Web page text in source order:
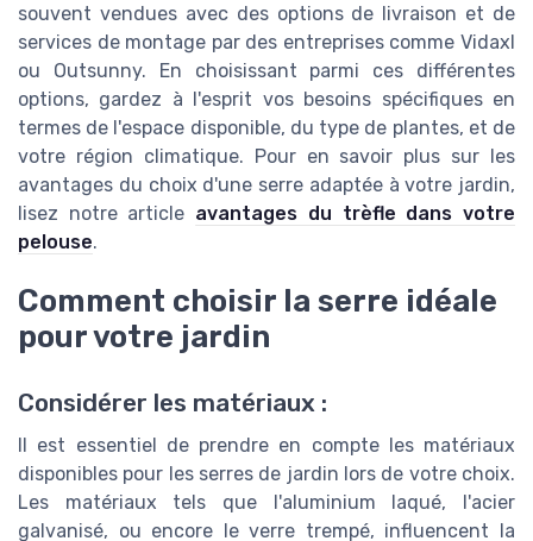
souvent vendues avec des options de livraison et de
services de montage par des entreprises comme Vidaxl
ou Outsunny. En choisissant parmi ces différentes
options, gardez à l'esprit vos besoins spécifiques en
termes de l'espace disponible, du type de plantes, et de
votre région climatique. Pour en savoir plus sur les
avantages du choix d'une serre adaptée à votre jardin,
lisez notre article avantages du trèfle dans votre
pelouse.
Comment choisir la serre idéale
pour votre jardin
Considérer les matériaux :
Il est essentiel de prendre en compte les matériaux
disponibles pour les serres de jardin lors de votre choix.
Les matériaux tels que l'aluminium laqué, l'acier
galvanisé, ou encore le verre trempé, influencent la